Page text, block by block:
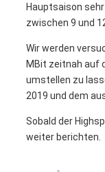
Hauptsaison
zwischen 9 und
Wir werden
MBit zeitnah auf
umstellen zu
2019 und dem
Sobald der
weiter berichten.